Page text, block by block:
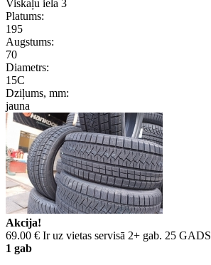
Viskaļu iela 3
Platums:
195
Augstums:
70
Diametrs:
15C
Dziļums, mm:
jauna
Akcija!
69.00 € Ir uz vietas servisā 2+ gab. 25 GADS
1 gab